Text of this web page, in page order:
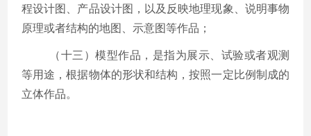
程设计图、产品设计图，以及反映地理现象、说明事物
原理或者结构的地图、示意图等作品；
（十三）模型作品，是指为展示、试验或者观测
等用途，根据物体的形状和结构，按照一定比例制成的
立体作品。